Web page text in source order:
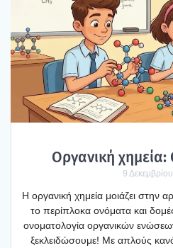
Οργα­νι­κή
9
Η οργα­νι­κή χημεία μοιά­ζει στην
το περί­πλο­κα ονό­μα­τα και
ονο­μα­το­λο­γία οργα­νι­κών ενώ­σε­ων
ξεκλει­δώ­σου­με! Με απλούς